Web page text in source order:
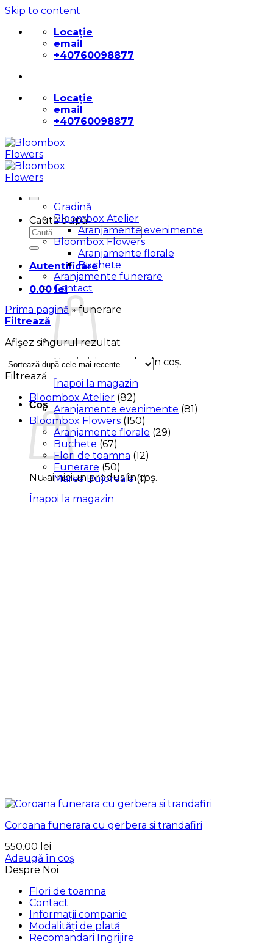
Skip to content
Locație
email
+40760098877
Locație
email
+40760098877
Caută după:
Autentificare
0.00lei
Nu ai niciun produs în coș.
Înapoi la magazin
Coș
Nu ai niciun produs în coș.
Înapoi la magazin
Gradină
Bloombox Atelier
Aranjamente evenimente
Bloombox Flowers
Aranjamente florale
Buchete
Aranjamente funerare
Contact
Prima pagină » funerare
Filtrează
Afișez singurul rezultat
Filtrează
Bloombox Atelier (82)
Aranjamente evenimente (81)
Bloombox Flowers (150)
Aranjamente florale (29)
Buchete (67)
Flori de toamna (12)
Funerare (50)
Marea Bujoreala (1)
Coroana funerara cu gerbera si trandafiri
550.00 lei
Adaugă în coș
Despre Noi
Flori de toamna
Contact
Informații companie
Modalități de plată
Recomandari Ingrijire